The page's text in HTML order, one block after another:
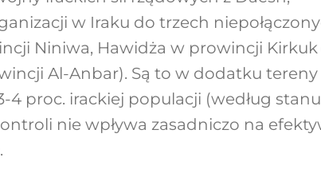
w Iraku do trzech
Niniwa, Hawidża w prowincji Kirkuk
Al-Anbar). Są to w dodatku tereny
4 proc. irackiej populacji (według
nie wpływa zasadniczo na